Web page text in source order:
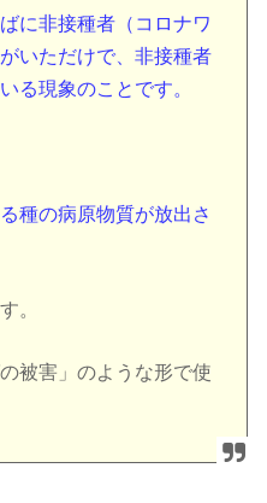
に非接種者（コロナワ
いただけで、非接種者
る現象のことです。
種の病原物質が放出さ
。
被害」のような形で使